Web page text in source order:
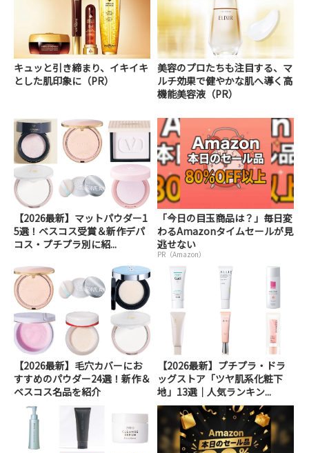
キュッと引き締まり、イキイキ
とした肌印象に（PR）
美容のプロたちも注目する、マ
ルチ効果で健やかな肌へ導く高
機能美容液（PR）
【2026最新】マットパウダー1
5選！ベスコス受賞＆新作デパ
コス・プチプラ別に紹...
「今日の目玉商品は？」毎日変
わるAmazonタイムセールが見
逃せない
PR（Amazon）
【2026最新】毛穴カバーにお
すすめのパウダー24選！新作＆
ベスコス名品を紹介
【2026最新】プチプラ・ドラ
ッグストア「ツヤ肌系化粧下
地」13選｜人気ランキン...